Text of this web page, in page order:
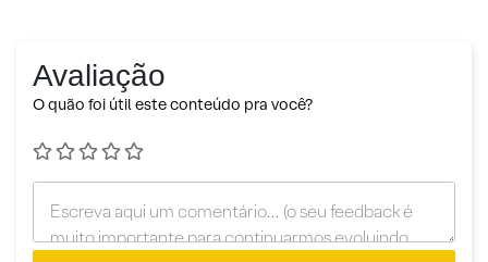
Avaliação
O quão foi útil este conteúdo pra você?